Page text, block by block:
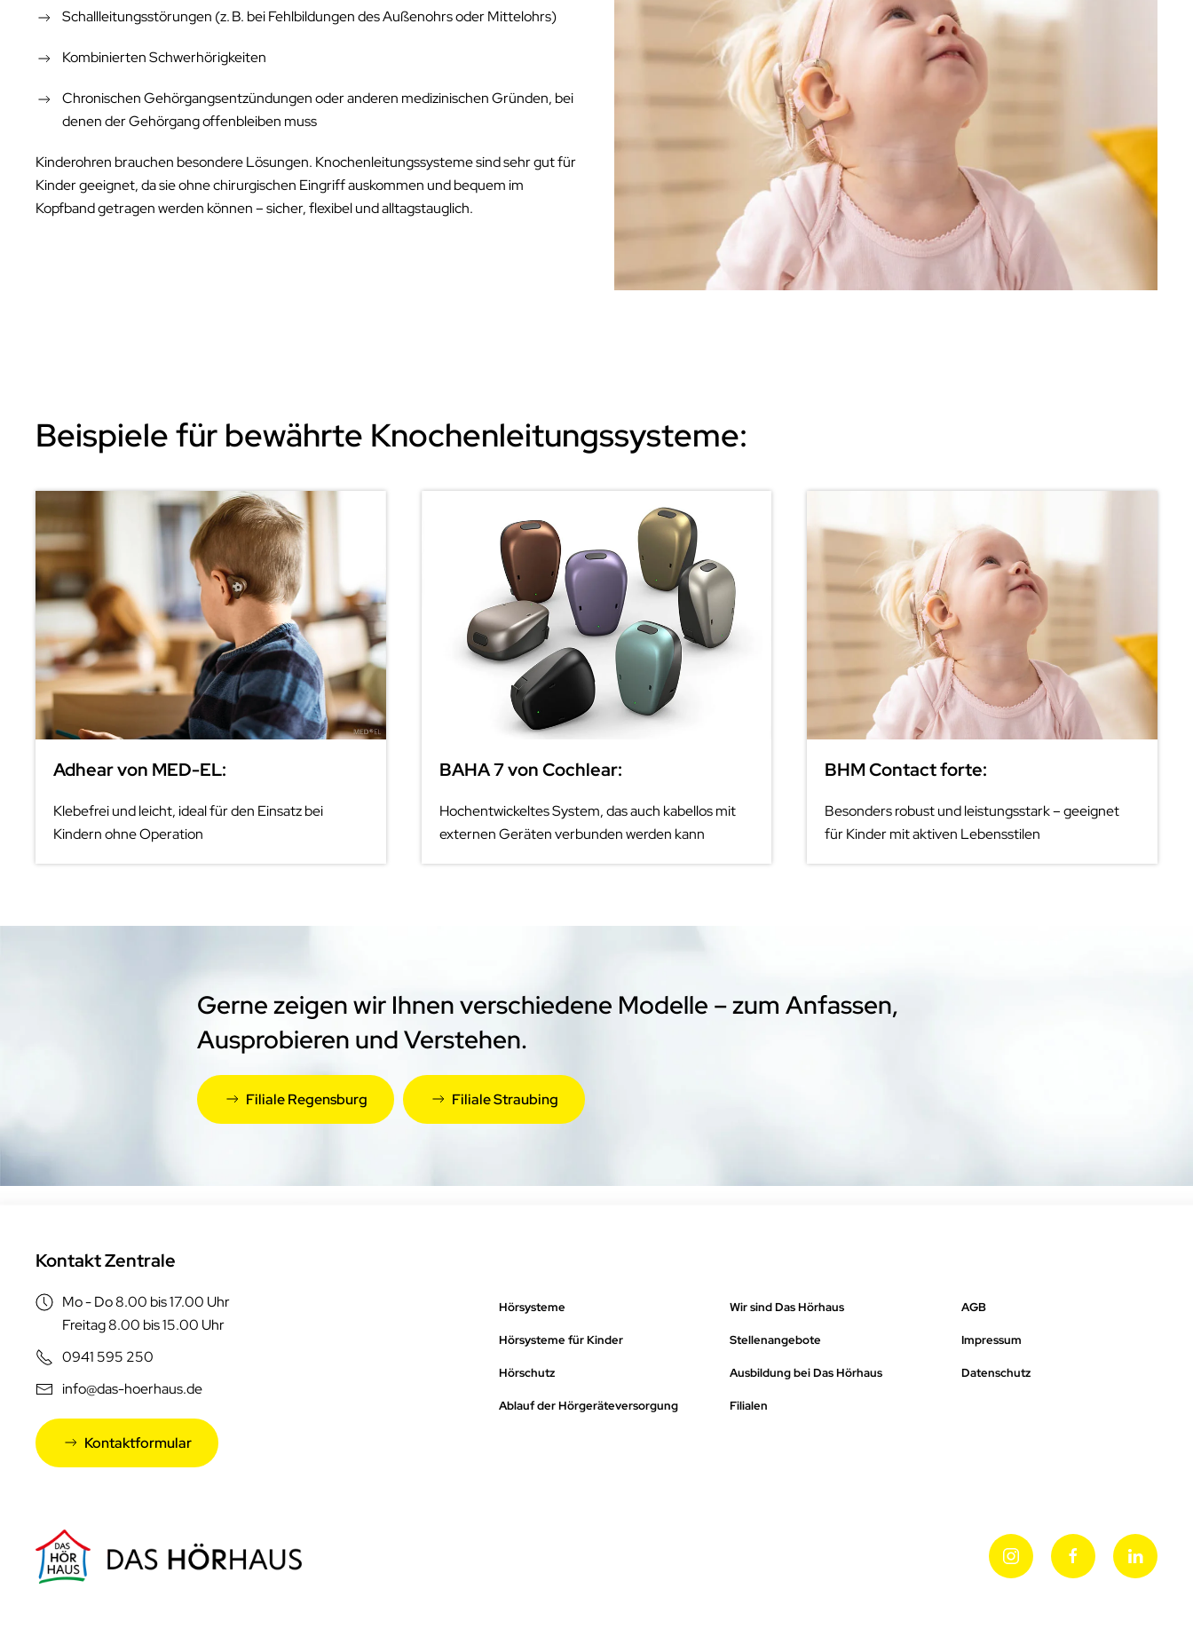
Schallleitungsstörungen (z. B. bei Fehlbildungen des Außenohrs oder Mittelohrs)
Kombinierten Schwerhörigkeiten
Chronischen Gehörgangsentzündungen oder anderen medizinischen Gründen, bei
denen der Gehörgang offenbleiben muss
Kinderohren brauchen besondere Lösungen. Knochenleitungssysteme sind sehr gut für
Kinder geeignet, da sie ohne chirurgischen Eingriff auskommen und bequem im
Kopfband getragen werden können – sicher, flexibel und alltagstauglich.
Beispiele für bewährte Knochenleitungssysteme:
Adhear von MED-EL:
Klebefrei und leicht, ideal für den Einsatz bei
Kindern ohne Operation
BAHA 7 von Cochlear:
Hochentwickeltes System, das auch kabellos mit
externen Geräten verbunden werden kann
BHM Contact forte:
Besonders robust und leistungsstark – geeignet
für Kinder mit aktiven Lebensstilen
Gerne zeigen wir Ihnen verschiedene Modelle – zum Anfassen,
Ausprobieren und Verstehen.
Filiale Regensburg Filiale Straubing
Kontakt Zentrale
Mo - Do 8.00 bis 17.00 Uhr
Freitag 8.00 bis 15.00 Uhr
0941 595 250
info@das-hoerhaus.de
Kontaktformular
Hörsysteme
Hörsysteme für Kinder
Hörschutz
Ablauf der Hörgeräteversorgung
Wir sind Das Hörhaus
Stellenangebote
Ausbildung bei Das Hörhaus
Filialen
AGB
Impressum
Datenschutz